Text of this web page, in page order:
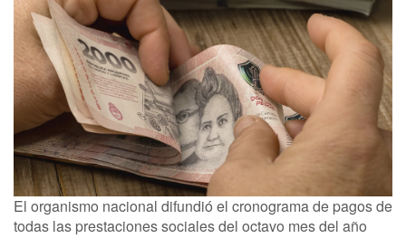
El organismo nacional difundió el cronograma de pagos de
todas las prestaciones sociales del octavo mes del año